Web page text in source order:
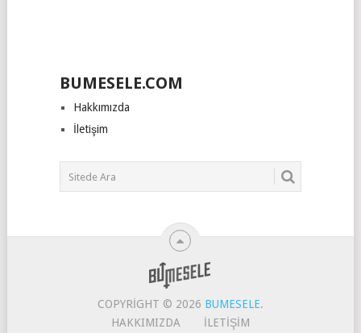
BUMESELE.COM
Hakkımızda
İletişim
COPYRIGHT © 2026 BUMESELE.
HAKKIMIZDA
İLETIŞIM